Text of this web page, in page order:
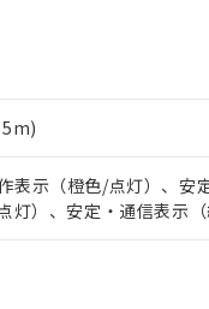
5m)
表示（橙色/点灯）、安
）、安定・通信表示（